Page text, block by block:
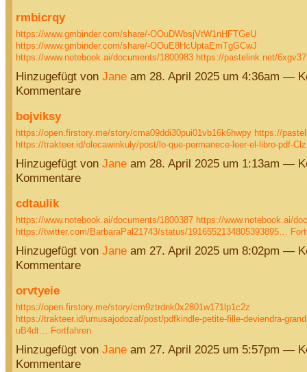
rmbicrqy
https://www.gmbinder.com/share/-OOuDWbsjVtW1nHFTGeU
https://www.gmbinder.com/share/-OOuE8HcUptaEmTgGCwJ
https://www.notebook.ai/documents/1800983 https://pastelink.net/
Hinzugefügt von Janeam 28. April 2025 um 4:36am —
Kommentare
bojviksy
https://open.firstory.me/story/cma09ddi30pui01vb16k6hwpy https://
https://trakteer.id/olecawinkuly/post/lo-que-permanece-leer-el-libro-pdf-
Hinzugefügt von Janeam 28. April 2025 um 1:13am —
Kommentare
cdtaulik
https://www.notebook.ai/documents/1800387 https://www.notebook.ai/
https://twitter.com/BarbaraPal21743/status/1916552134805393895…
Hinzugefügt von Janeam 27. April 2025 um 8:02pm —
Kommentare
orvtyeie
https://open.firstory.me/story/cm9ztrdnk0x2801w171lp1c2z
https://trakteer.id/umusajodozaf/post/pdfkindle-petite-fille-deviendra-
uB4dt…
Fortfahren
Hinzugefügt von Janeam 27. April 2025 um 5:57pm —
Kommentare